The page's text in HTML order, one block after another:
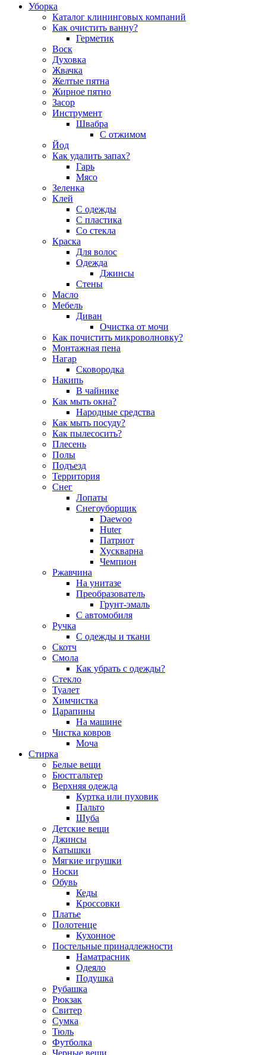
Уборка
Каталог клининговых компаний
Как очистить ванну?
Герметик
Воск
Духовка
Жвачка
Желтые пятна
Жирное пятно
Засор
Инструмент
Швабра
С отжимом
Йод
Как удалить запах?
Гарь
Мясо
Зеленка
Клей
С одежды
С пластика
Со стекла
Краска
Для волос
Одежда
Джинсы
Стены
Масло
Мебель
Диван
Очистка от мочи
Как почистить микроволновку?
Монтажная пена
Нагар
Сковородка
Накипь
В чайнике
Как мыть окна?
Народные средства
Как мыть посуду?
Как пылесосить?
Плесень
Полы
Подъезд
Территория
Снег
Лопаты
Снегоуборщик
Daewoo
Huter
Патриот
Хускварна
Чемпион
Ржавчина
На унитазе
Преобразователь
Грунт-эмаль
С автомобиля
Ручка
С одежды и ткани
Скотч
Смола
Как убрать с одежды?
Стекло
Туалет
Химчистка
Царапины
На машине
Чистка ковров
Моча
Стирка
Белые вещи
Бюстгальтер
Верхняя одежда
Куртка или пуховик
Пальто
Шуба
Детские вещи
Джинсы
Катышки
Мягкие игрушки
Носки
Обувь
Кеды
Кроссовки
Платье
Полотенце
Кухонное
Постельные принадлежности
Наматрасник
Одеяло
Подушка
Рубашка
Рюкзак
Свитер
Сумка
Тюль
Футболка
Черные вещи